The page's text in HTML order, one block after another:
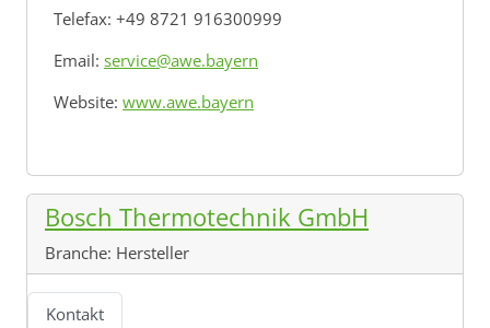
Telefax: +49 8721 916300999
Email: service@awe.bayern
Website: www.awe.bayern
Bosch Thermotechnik GmbH
Branche: Hersteller
Kontakt